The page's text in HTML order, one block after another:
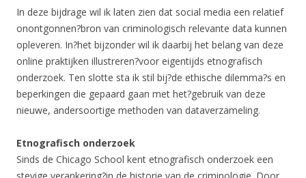
In deze bijdrage wil ik laten zien dat social media een relatief
onontgonnen?bron van criminologisch relevante data kunnen
opleveren. In?het bijzonder wil ik daarbij het belang van deze
online praktijken illustreren?voor eigentijds etnografisch
onderzoek. Ten slotte sta ik stil bij?de ethische dilemma?s en
beperkingen die gepaard gaan met het?gebruik van deze
nieuwe, andersoortige methoden van dataverzameling.
Etnografisch onderzoek
Sinds de Chicago School kent etnografisch onderzoek een